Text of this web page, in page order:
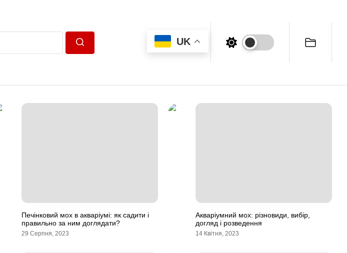
UK
Печінковий мох в акваріумі: як садити і
правильно за ним доглядати?
29 Серпня, 2023
Акваріумний мох: різновиди, вибір,
догляд і розведення
14 Квітня, 2023